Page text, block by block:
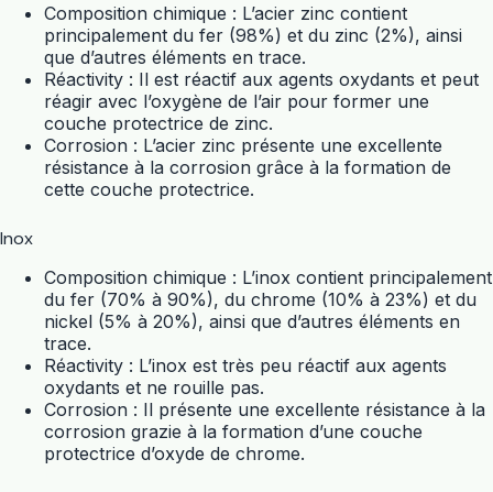
Composition chimique : L’acier zinc contient
principalement du fer (98%) et du zinc (2%), ainsi
que d’autres éléments en trace.
Réactivity : Il est réactif aux agents oxydants et peut
réagir avec l’oxygène de l’air pour former une
couche protectrice de zinc.
Corrosion : L’acier zinc présente une excellente
résistance à la corrosion grâce à la formation de
cette couche protectrice.
Inox
Composition chimique : L’inox contient principalement
du fer (70% à 90%), du chrome (10% à 23%) et du
nickel (5% à 20%), ainsi que d’autres éléments en
trace.
Réactivity : L’inox est très peu réactif aux agents
oxydants et ne rouille pas.
Corrosion : Il présente une excellente résistance à la
corrosion grazie à la formation d’une couche
protectrice d’oxyde de chrome.